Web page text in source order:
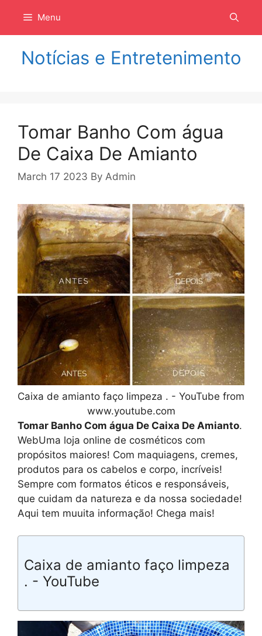
isi
Menu
Notícias e Entretenimento
Tomar Banho Com água
De Caixa De Amianto
March 17 2023 By Admin
Caixa de amianto faço limpeza . - YouTube from
www.youtube.com
Tomar Banho Com água De Caixa De Amianto.
WebUma loja online de cosméticos com
propósitos maiores! Com maquiagens, cremes,
produtos para os cabelos e corpo, incríveis!
Sempre com formatos éticos e responsáveis,
que cuidam da natureza e da nossa sociedade!
Aqui tem muuita informação! Chega mais!
Caixa de amianto faço limpeza
. - YouTube